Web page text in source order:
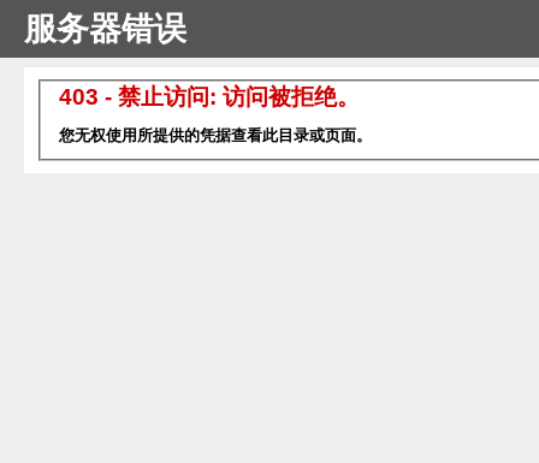
服务器错误
403 - 禁止访问: 访问被拒绝。
您无权使用所提供的凭据查看此目录或页面。